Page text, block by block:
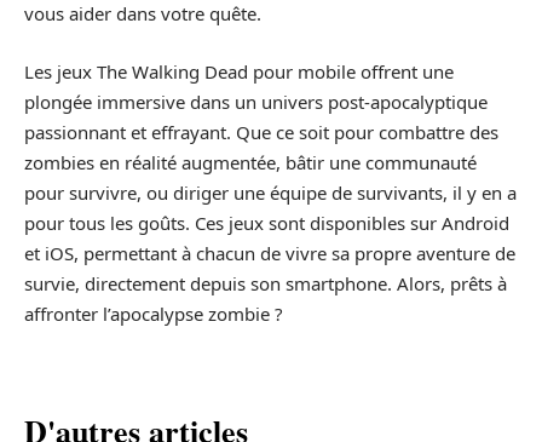
vous aider dans votre quête.
Les jeux The Walking Dead pour mobile offrent une
plongée immersive dans un univers post-apocalyptique
passionnant et effrayant. Que ce soit pour combattre des
zombies en réalité augmentée, bâtir une communauté
pour survivre, ou diriger une équipe de survivants, il y en a
pour tous les goûts. Ces jeux sont disponibles sur Android
et iOS, permettant à chacun de vivre sa propre aventure de
survie, directement depuis son smartphone. Alors, prêts à
affronter l’apocalypse zombie ?
D'autres articles